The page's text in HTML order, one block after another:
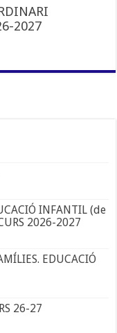
2027
INFANTIL (de
2026-2027
EDUCACIÓ
26-27